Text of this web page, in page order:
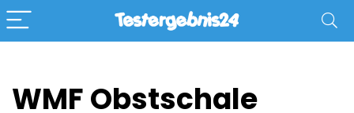
WMF Obstschale